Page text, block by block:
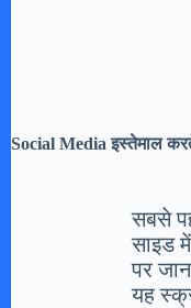
Social Media इस्तेमाल
सबसे
साइड
पर
यह